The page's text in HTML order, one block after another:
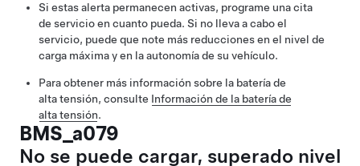
Si estas alerta permanecen activas, programe una cita
de servicio en cuanto pueda. Si no lleva a cabo el
servicio, puede que note más reducciones en el nivel de
carga máxima y en la autonomía de su vehículo.
Para obtener más información sobre la batería de
alta tensión, consulte Información de la batería de
alta tensión.
BMS_a079
No se puede cargar, superado nivel